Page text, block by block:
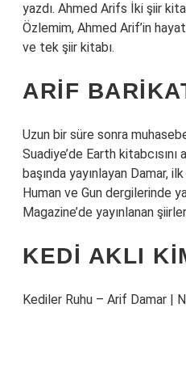
yazdı. Ahmed Arifs İki şiir
Özlemim, Ahmed Arif’in
ve tek şiir kitabı.
ARIF
Uzun bir süre sonra
Suadiye’de Earth kitabcısını
başında yayınlayan Damar,
Human ve Gun dergilerinde
Magazine’de yayınlanan
KEDI AKLI
Kediler Ruhu – Arif Damar |